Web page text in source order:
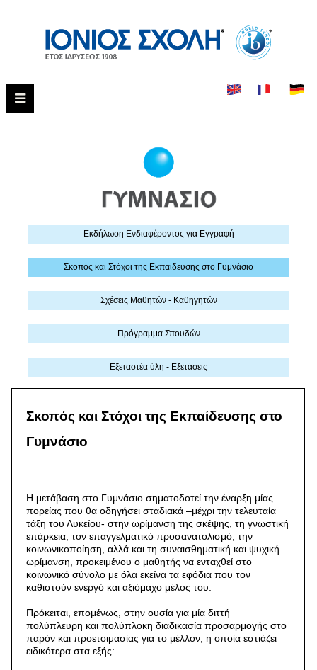
Εκδήλωση Eνδιαφέροντος για Εγγραφή
Σκοπός και Στόχοι της Εκπαίδευσης στο Γυμνάσιο
Σχέσεις Μαθητών - Καθηγητών
Πρόγραμμα Σπουδών
Εξεταστέα ύλη - Εξετάσεις
Σκοπός και Στόχοι της Εκπαίδευσης στο
Γυμνάσιο
Η μετάβαση στο Γυμνάσιο σηματοδοτεί την έναρξη μίας
πορείας που θα οδηγήσει σταδιακά –μέχρι την τελευταία
τάξη του Λυκείου- στην ωρίμανση της σκέψης, τη γνωστική
επάρκεια, τον επαγγελματικό προσανατολισμό, την
κοινωνικοποίηση, αλλά και τη συναισθηματική και ψυχική
ωρίμανση, προκειμένου ο μαθητής να ενταχθεί στο
κοινωνικό σύνολο με όλα εκείνα τα εφόδια που τον
καθιστούν ενεργό και αξιόμαχο μέλος του.
Πρόκειται, επομένως, στην ουσία για μία διττή
πολύπλευρη και πολύπλοκη διαδικασία προσαρμογής στο
παρόν και προετοιμασίας για το μέλλον, η οποία εστιάζει
ειδικότερα στα εξής: